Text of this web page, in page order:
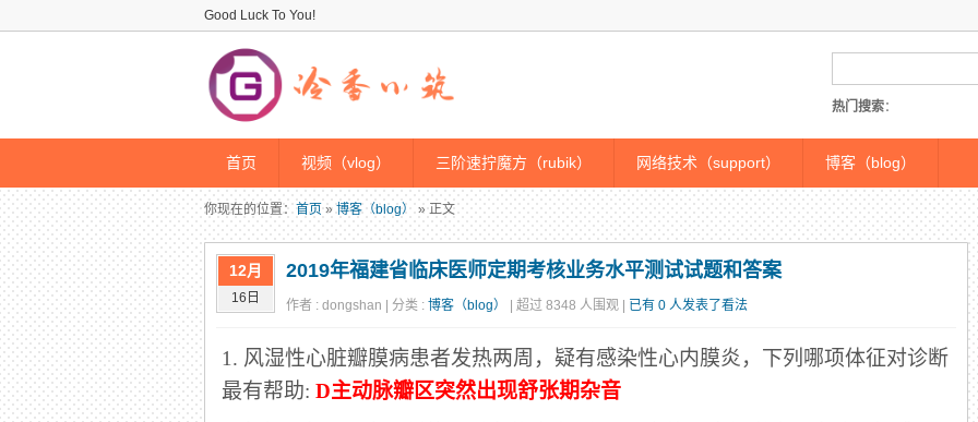
Good Luck To You!
热门搜索：
首页 视频（vlog） 三阶速拧魔方（rubik） 网络技术（support） 博客（blog）
你现在的位置： 首页 » 博客（blog） » 正文
12月
16日
2019年福建省临床医师定期考核业务水平测试试题和答案
作者 : dongshan | 分类 : 博客（blog） | 超过 8348 人围观 | 已有 0 人发表了看法
1. 风湿性心脏瓣膜病患者发热两周，疑有感染性心内膜炎，下列哪项体征对诊断
最有帮助: D主动脉瓣区突然出现舒张期杂音